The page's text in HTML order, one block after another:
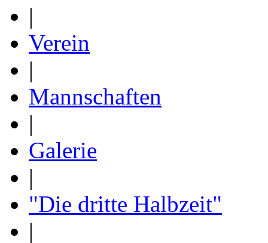
|
Verein
|
Mannschaften
|
Galerie
|
"Die dritte Halbzeit"
|